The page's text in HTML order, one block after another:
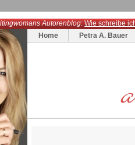
Autorenblog:Wie schreibe
Home
Petra A. Bauer